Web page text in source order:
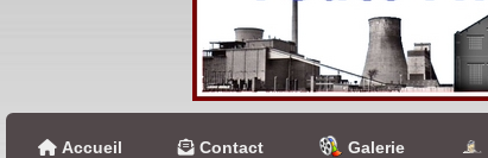
Accueil Contact Galerie